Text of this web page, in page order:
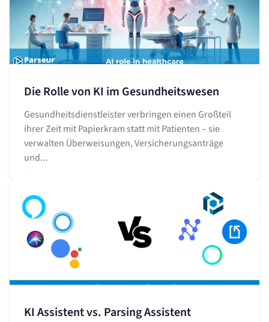
Die Rolle von KI im Gesundheitswesen
Gesundheitsdienstleister verbringen einen Großteil
ihrer Zeit mit Papierkram statt mit Patienten – sie
verwalten Überweisungen, Versicherungsanträge
und...
KI Assistent vs. Parsing Assistent